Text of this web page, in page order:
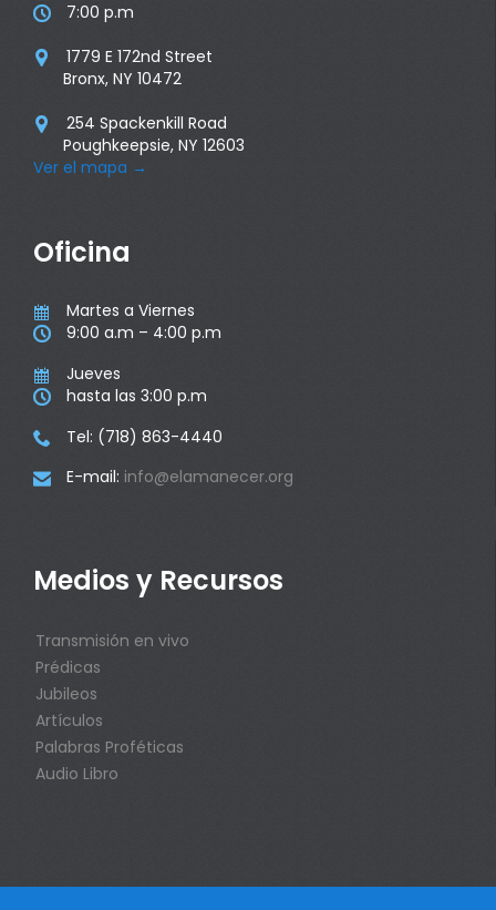
 7:00 p.m

1779 E 172nd Street
Bronx, NY 10472

254 Spackenkill Road
Poughkeepsie, NY 12603
Ver el mapa →
Oficina
 Martes a Viernes
 9:00 a.m – 4:00 p.m
 Jueves
 hasta las 3:00 p.m
 Tel: (718) 863-4440
 E-mail: info@elamanecer.org
Medios y Recursos
Transmisión en vivo
Prédicas
Jubileos
Artículos
Palabras Proféticas
Audio Libro